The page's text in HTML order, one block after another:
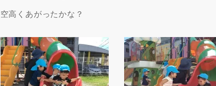
空高くあがったかな？